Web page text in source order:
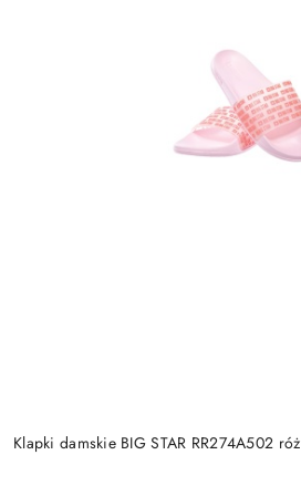
Klapki damskie BIG STAR RR274A502 róż